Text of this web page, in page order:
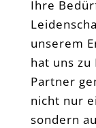
Ihre
unserem
hat uns
Partner
nicht nur
sondern